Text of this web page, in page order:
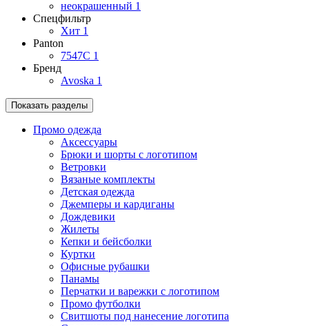
неокрашенный 1
Спецфильтр
Хит 1
Panton
7547C 1
Бренд
Avoska 1
Показать разделы
Промо одежда
Аксессуары
Брюки и шорты с логотипом
Ветровки
Вязаные комплекты
Детская одежда
Джемперы и кардиганы
Дождевики
Жилеты
Кепки и бейсболки
Куртки
Офисные рубашки
Панамы
Перчатки и варежки с логотипом
Промо футболки
Свитшоты под нанесение логотипа